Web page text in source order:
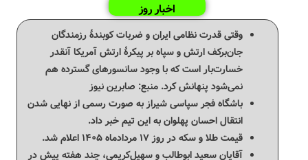
اخبار روز
وقتی قدرت نظامی ایران و ضربات کوبندهٔ رزمندگان
جان‌برکف ارتش و سپاه بر پیکرهٔ ارتش آمریکا آنقدر
خسارت‌بار است که با وجود سانسورهای گسترده هم
نمی‌شود پنهانش کرد. ‌منبع: صابرین نیوز
باشگاه فجر سپاسی شیراز به صورت رسمی از نهایی شدن
انتقال احسان پهلوان به این تیم خبر داد.
قیمت طلا و سکه در روز ۱۷ مردادماه ۱۴۰۵ اعلام شد.
آقایان سعید ابوطالب و سهیل‌کریمی، چند هفته پیش در